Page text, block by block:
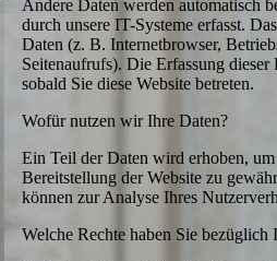
Andere Daten werden automatisch
durch unsere IT-Systeme erfasst.
Daten (z. B. Internetbrowser,
Seitenaufrufs). Die Erfassung
sobald Sie diese Website betreten.
Wofür nutzen wir Ihre Daten?
Ein Teil der Daten wird erhoben,
Bereitstellung der Website zu
können zur Analyse Ihres
Welche Rechte haben Sie bezüglich